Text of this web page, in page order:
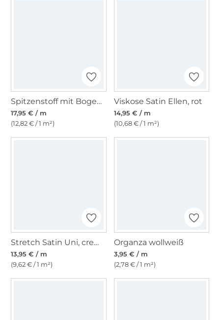
Spitzenstoff mit Bogenkante, schwarz
17,95 € / m
(12,82 € / 1 m²)
Viskose Satin Ellen, rot
14,95 € / m
(10,68 € / 1 m²)
Stretch Satin Uni, creme
13,95 € / m
(9,62 € / 1 m²)
Organza wollweiß
3,95 € / m
(2,78 € / 1 m²)